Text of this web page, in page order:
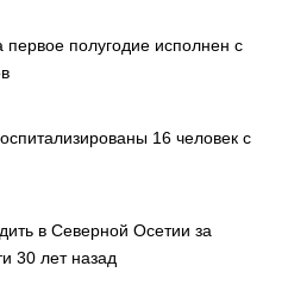
полугодие исполнен с
16 человек с
в Северной Осетии за
30 лет назад